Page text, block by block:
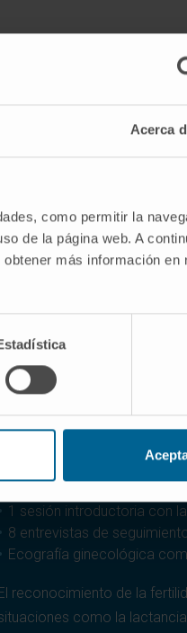
Acerca
como permitir la
de la página web. A
más información en
de la
en consulta con una
Cualquier mujer puede
periodo fértil y reconocer
en él, conocidos como
y problemas de
pueden requerir tratamiento,
el embarazo.
1 sesión introductoria con
8 entrevistas de
Ecografía ginecológica
reconocimiento de la
como la